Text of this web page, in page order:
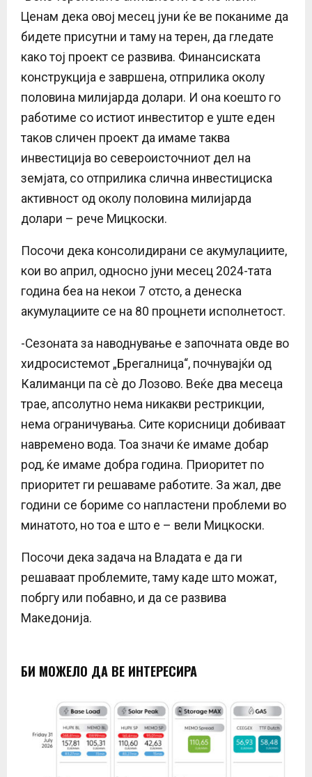
Ценам дека овој месец јуни ќе ве поканиме да
бидете присутни и таму на терен, да гледате
како тој проект се развива. Финансиската
конструкција е завршена, отприлика околу
половина милијарда долари. И она коешто го
работиме со истиот инвеститор е уште еден
таков сличен проект да имаме таква
инвестиција во североисточниот дел на
земјата, со отприлика слична инвестициска
активност од околу половина милијарда
долари – рече Мицкоски.
Посочи дека ​консолидирани се акумулациите,
кои во април, односно јуни месец 2024-тата
година беа на некои 7 отсто, а денеска
акумулациите се на 80 процнети исполнетост.
-Сезоната за наводнување е започната овде во
хидросистемот „Брегалница“, почнувајќи од
Калиманци па сѐ до Лозово. Веќе два месеца
трае, апсолутно нема никакви рестрикции,
нема ограничувања. Сите корисници добиваат
навремено вода. Тоа значи ќе имаме добар
род, ќе имаме добра година. Приоритет по
приоритет ги решаваме работите. За жал, две
години се бориме со напластени проблеми во
минатото, но тоа е што е – вели Мицкоски.
Посочи дека задача на Владата е да ги
решаваат проблемите, таму каде што можат,
побргу или побавно, и да се развива
Македонија.
БИ МОЖЕЛО ДА ВЕ ИНТЕРЕСИРА